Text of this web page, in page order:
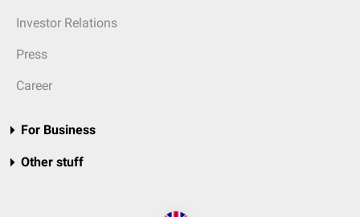
Investor Relations
Press
Career
For Business
Other stuff